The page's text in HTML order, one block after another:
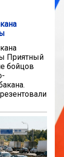
Приятный
бойцов